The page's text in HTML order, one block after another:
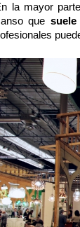
la mayor
que